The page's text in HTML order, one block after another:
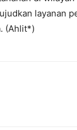
layanan
(Ahlit*)